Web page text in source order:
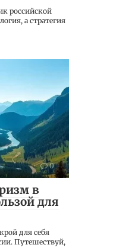
российской
а стратегия
0
в
для
для себя
Путешествуй,